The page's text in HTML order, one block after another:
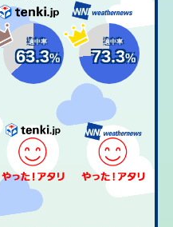
適中率
63.3%
適中率
73.3%